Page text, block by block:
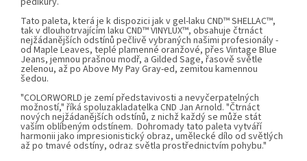
Tato paleta, která je k dispozici jak v gel-laku CND™ SHELLAC™,
tak v dlouhotrvajícím laku CND™ VINYLUX™, obsahuje čtrnáct
nejžádanějších odstínů pečlivě vybraných našimi profesionály -
od Maple Leaves, teplé plamenné oranžové, přes Vintage Blue
Jeans, jemnou prašnou modř, a Gilded Sage, řasově světle
zelenou, až po Above My Pay Gray-ed, zemitou kamennou
šedou.
"COLORWORLD je zemí představivosti a nevyčerpatelných
možností," říká spoluzakladatelka CND Jan Arnold. "Čtrnáct
nových nejžádanějších odstínů, z nichž každý se může stát
vaším oblíbeným odstínem. Dohromady tato paleta vytváří
harmonii jako impresionistický obraz, umělecké dílo od světlých
až po tmavé odstíny, odraz světla prostřednictvím pohybu."